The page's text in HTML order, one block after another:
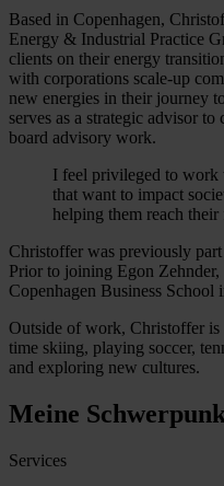
Based in Copenhagen,
Energy & Industrial Practice
clients on their energy
with corporations scale-up
new energies in their journey
serves as a strategic advisor
board advisory work.
I feel privileged to work
that want to impact
helping them reach
Christoffer was previously
Prior to joining Egon Zehnder,
Copenhagen Business School
Outside of work, Christoffer is
time skiing, playing soccer,
and exploring new cultures.
Meine
Services